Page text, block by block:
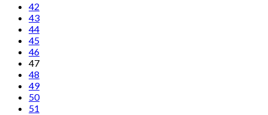
42
43
44
45
46
47
48
49
50
51